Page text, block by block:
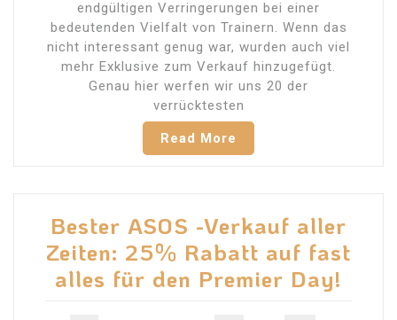
endgültigen Verringerungen bei einer
bedeutenden Vielfalt von Trainern. Wenn das
nicht interessant genug war, wurden auch viel
mehr Exklusive zum Verkauf hinzugefügt.
Genau hier werfen wir uns 20 der
verrücktesten
Read More
Bester ASOS -Verkauf aller
Zeiten: 25% Rabatt auf fast
alles für den Premier Day!